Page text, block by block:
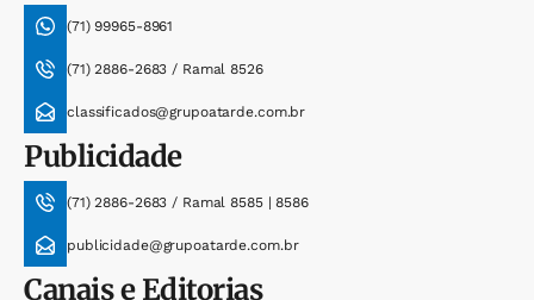
(71) 99965-8961
(71) 2886-2683 / Ramal 8526
classificados@grupoatarde.com.br
Publicidade
(71) 2886-2683 / Ramal 8585 | 8586
publicidade@grupoatarde.com.br
Canais e Editorias